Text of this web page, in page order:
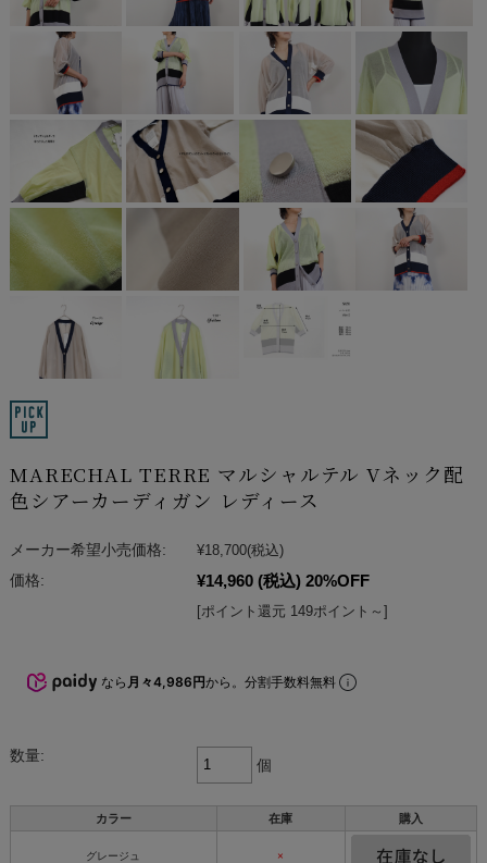
MARECHAL TERRE マルシャルテル Vネック配
色シアーカーディガン レディース
メーカー希望小売価格: ¥18,700(税込)
価格:
¥14,960 (税込) 20%OFF
[ポイント還元 149ポイント～]
なら 月々4,986円から。分割手数料無料
数量:
個
カラー 在庫 購入
グレージュ ×